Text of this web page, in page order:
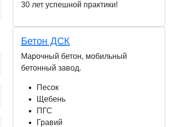
30 лет успешной практики!
Бетон ДСК
Марочный бетон, мобильный
бетонный завод.
Песок
Щебень
ПГС
Гравий